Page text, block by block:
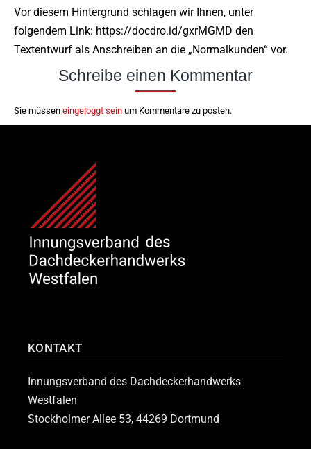
Vor diesem Hintergrund schlagen wir Ihnen, unter
folgendem Link: https://docdro.id/gxrMGMD den
Textentwurf als Anschreiben an die „Normalkunden“ vor.
Schreibe einen Kommentar
Sie müssen eingeloggt sein um Kommentare zu posten.
KONTAKT
Innungsverband des Dachdeckerhandwerks
Westfalen
Stockholmer Allee 53, 44269 Dortmund